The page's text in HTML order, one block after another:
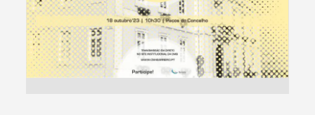
Filtro dos anos